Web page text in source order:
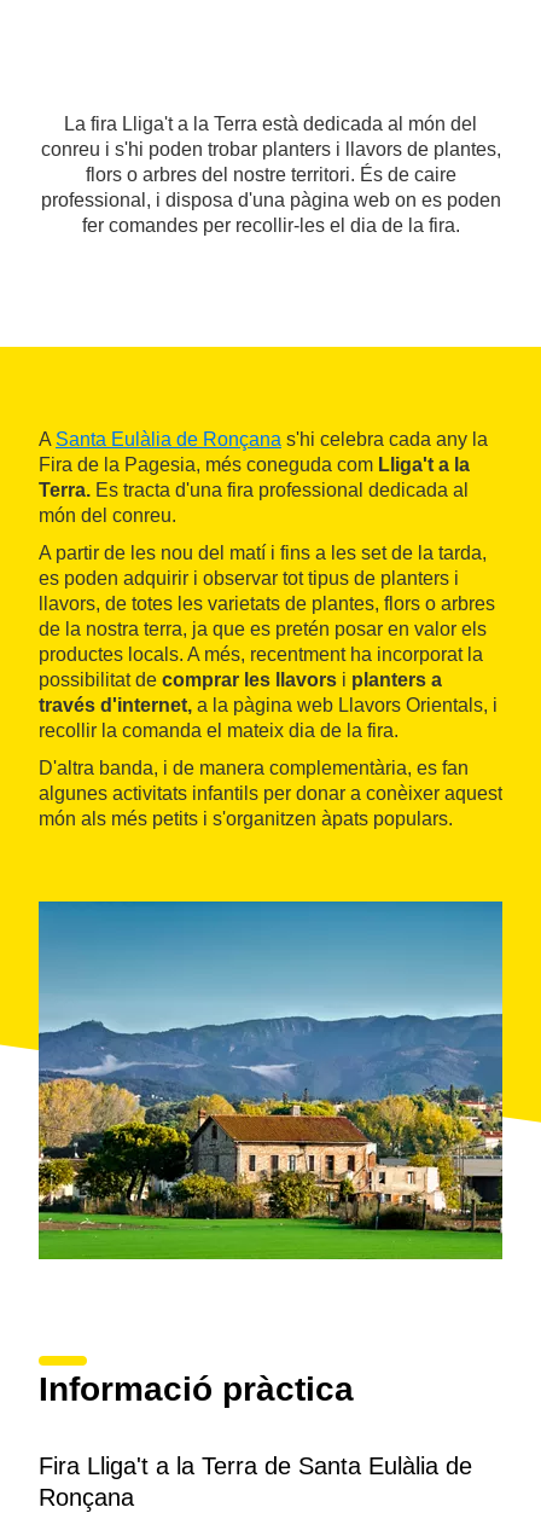
La fira Lliga't a la Terra està dedicada al món del
conreu i s'hi poden trobar planters i llavors de plantes,
flors o arbres del nostre territori. És de caire
professional, i disposa d'una pàgina web on es poden
fer comandes per recollir-les el dia de la fira.
A Santa Eulàlia de Ronçana s'hi celebra cada any la
Fira de la Pagesia, més coneguda com Lliga't a la
Terra. Es tracta d'una fira professional dedicada al
món del conreu.
A partir de les nou del matí i fins a les set de la tarda,
es poden adquirir i observar tot tipus de planters i
llavors, de totes les varietats de plantes, flors o arbres
de la nostra terra, ja que es pretén posar en valor els
productes locals. A més, recentment ha incorporat la
possibilitat de comprar les llavors i planters a
través d'internet, a la pàgina web Llavors Orientals, i
recollir la comanda el mateix dia de la fira.
D'altra banda, i de manera complementària, es fan
algunes activitats infantils per donar a conèixer aquest
món als més petits i s'organitzen àpats populars.
Informació pràctica
Fira Lliga't a la Terra de Santa Eulàlia de
Ronçana